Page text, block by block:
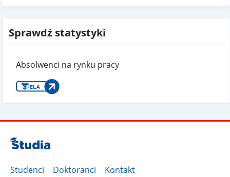
Sprawdź statystyki
Absolwenci na rynku pracy
Studenci Doktoranci Kontakt